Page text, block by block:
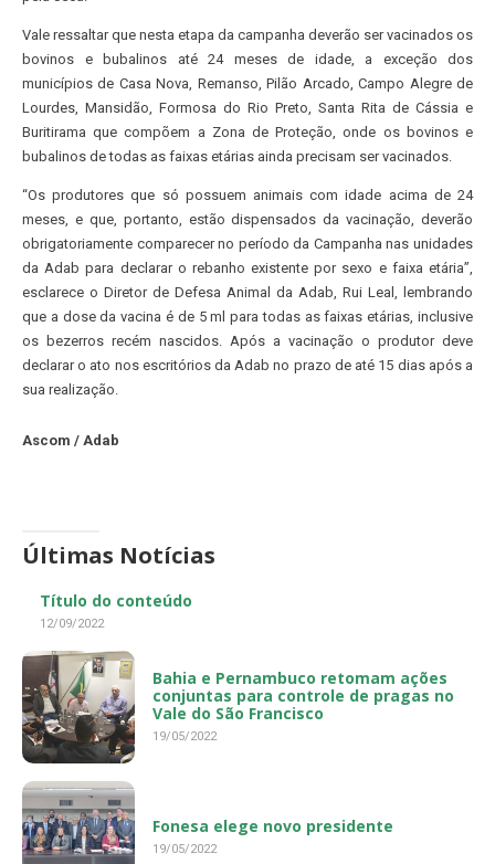
Vale ressaltar que nesta etapa da campanha deverão ser vacinados os
bovinos e bubalinos até 24 meses de idade, a exceção dos
municípios de Casa Nova, Remanso, Pilão Arcado, Campo Alegre de
Lourdes, Mansidão, Formosa do Rio Preto, Santa Rita de Cássia e
Buritirama que compõem a Zona de Proteção, onde os bovinos e
bubalinos de todas as faixas etárias ainda precisam ser vacinados.
“Os produtores que só possuem animais com idade acima de 24
meses, e que, portanto, estão dispensados da vacinação, deverão
obrigatoriamente comparecer no período da Campanha nas unidades
da Adab para declarar o rebanho existente por sexo e faixa etária”,
esclarece o Diretor de Defesa Animal da Adab, Rui Leal, lembrando
que a dose da vacina é de 5 ml para todas as faixas etárias, inclusive
os bezerros recém nascidos. Após a vacinação o produtor deve
declarar o ato nos escritórios da Adab no prazo de até 15 dias após a
sua realização.
Ascom / Adab
Últimas Notícias
Título do conteúdo
12/09/2022
Bahia e Pernambuco retomam ações
conjuntas para controle de pragas no
Vale do São Francisco
19/05/2022
Fonesa elege novo presidente
19/05/2022